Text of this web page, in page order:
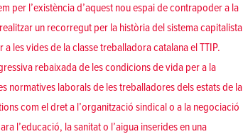
per l’existència d’aquest nou espai de contrapoder a la
un recorregut per la història del sistema capitalista
les vides de la classe treballadora catalana el TTIP.
rebaixada de les condicions de vida per a la
normatives laborals de les treballadores dels estats de la
com el dret a l’organització sindical o a la negociació
l’educació, la sanitat o l’aigua inserides en una